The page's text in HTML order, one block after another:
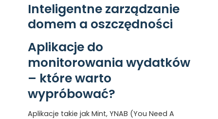
Inteligentne zarządzanie
domem a oszczędności
Aplikacje do
monitorowania wydatków
– które warto
wypróbować?
Aplikacje takie jak Mint, YNAB (You Need A